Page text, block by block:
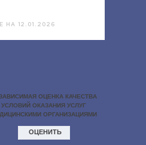
НА 12.01.2026